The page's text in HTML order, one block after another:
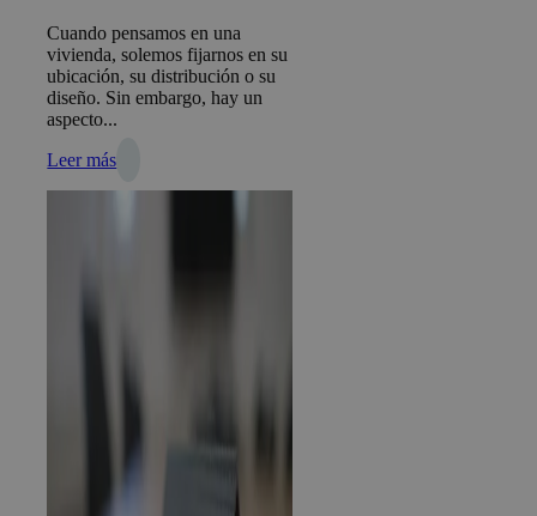
Cuando pensamos en una
vivienda, solemos fijarnos en su
ubicación, su distribución o su
diseño. Sin embargo, hay un
aspecto...
Leer más